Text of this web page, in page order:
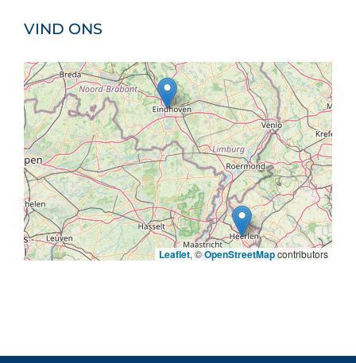
VIND ONS
Leaflet, ©OpenStreetMapcontributors